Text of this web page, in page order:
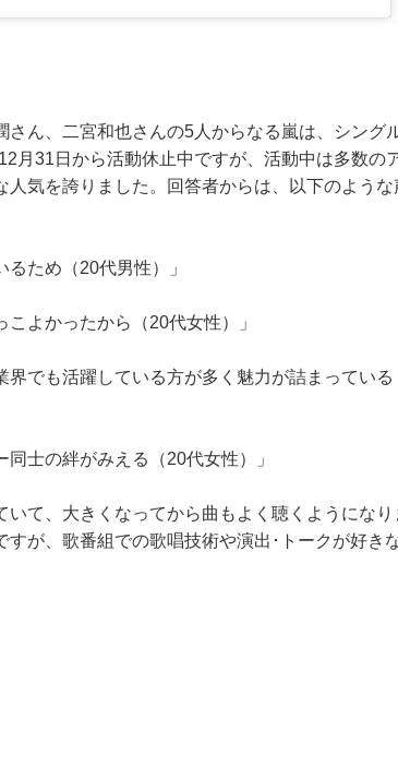
ん、二宮和也さんの5人からなる嵐は、シング
月31日から活動休止中ですが、活動中は多数の
気を誇りました。回答者からは、以下のような
ため（20代男性）」
よかったから（20代女性）」
でも活躍している方が多く魅力が詰まっている
士の絆がみえる（20代女性）」
て、大きくなってから曲もよく聴くようになり
が、歌番組での歌唱技術や演出･トークが好き